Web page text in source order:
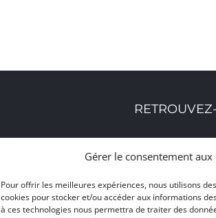
Gérer le consentement aux
Pour offrir les meilleures expériences, nous utilisons
cookies pour stocker et/ou accéder aux informations
à ces technologies nous permettra de traiter des
CLIQUEZ